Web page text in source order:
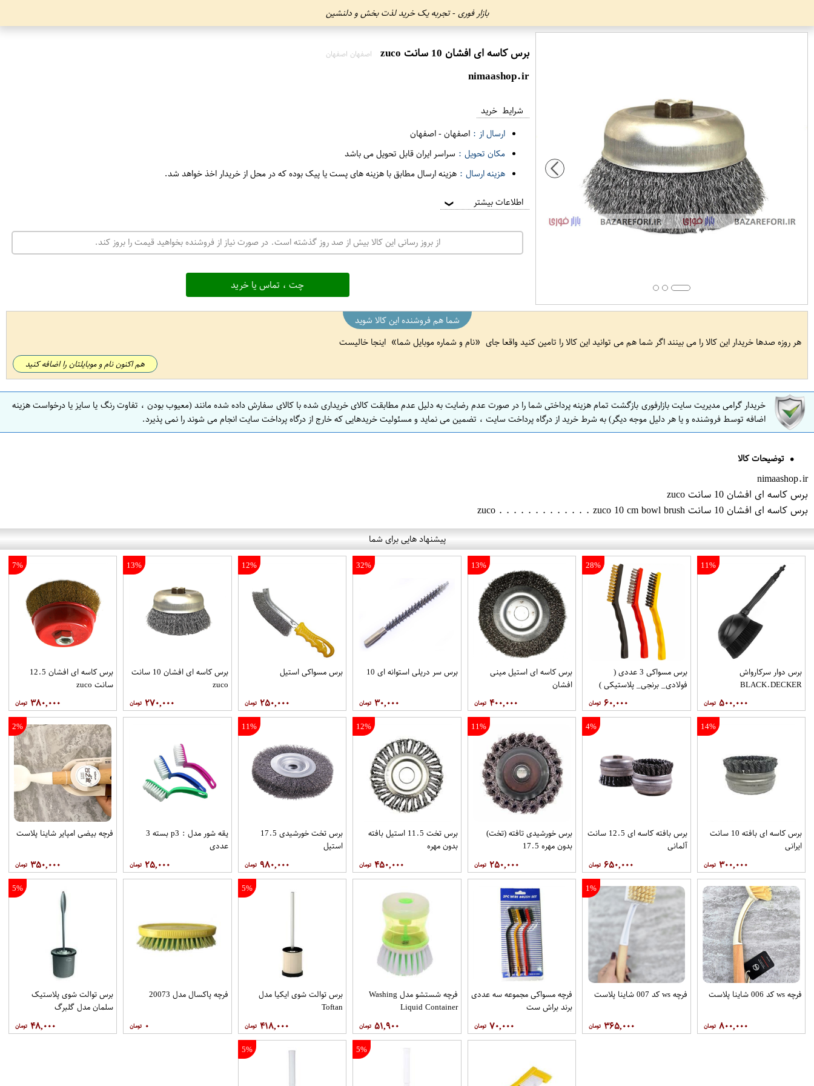
بازار فوری - تجربه یک خرید لذت بخش و دلنشین
برس کاسه ای افشان 10 سانت zuco اصفهان اصفهان
nimaashop.ir
شرایط خرید
ارسال از : اصفهان-اصفهان
مکان تحویل : سراسر ایران قابل تحویل می باشد
هزینه ارسال : هزینه ارسال مطابق با هزینه های پست یا پیک بوده که در محل از خریدار اخذ خواهد شد.
اطلاعات بیشتر ❯
از بروز رسانی این کالا بیش از صد روز گذشته است. در صورت نیاز از فروشنده بخواهید قیمت را بروز کند.
چت ، تماس یا خرید
شما هم فروشنده این کالا شوید
هر روزه صدها خریدار این کالا را می بینند اگر شما هم می توانید این کالا را تامین کنید واقعا جای
نام و شماره موبایل شما اینجا خالیست
هم اکنون نام و موبایلتان را اضافه کنید
خریدار گرامی مدیریت سایت بازارفوری بازگشت تمام هزینه پرداختی شما را در صورت عدم رضایت به دلیل عدم مطابقت کالای خریداری شده با کالای سفارش داده شده مانند (معیوب بودن ، تفاوت رنگ یا سایز یا درخواست هزینه
اضافه توسط فروشنده و یا هر دلیل موجه دیگر) به شرط خرید از درگاه پرداخت سایت ، تضمین می نماید و مسئولیت خریدهایی که خارج از درگاه پرداخت سایت انجام می شوند را نمی پذیرد.
توضیحات کالا
nimaashop.ir
برس کاسه ای افشان 10 سانت zuco
برس کاسه ای افشان 10 سانت zuco . . . . . . . . . . . . . zuco 10 cm bowl brush
پیشنهاد هایی برای شما
11%
برس دوار سرکارواش
BLACK.DECKER
۵۰۰,۰۰۰
28%
برس مسواکی 3 عددی (
فولادی_ برنجی_ پلاستیکی )
۶۰,۰۰۰
13%
برس کاسه ای استیل مینی
افشان
۴۰۰,۰۰۰
32%
برس سر دریلی استوانه ای 10
۳۰,۰۰۰
12%
برس مسواکی استیل
۲۵۰,۰۰۰
13%
برس کاسه ای افشان 10 سانت
zuco
۲۷۰,۰۰۰
7%
برس کاسه ای افشان 12.5
سانت zuco
۳۸۰,۰۰۰
14%
برس کاسه ای بافته 10 سانت
ایرانی
۳۰۰,۰۰۰
4%
برس بافته کاسه ای 12.5 سانت
آلمانی
۶۵۰,۰۰۰
11%
برس خورشیدی تافته (تخت)
بدون مهره 17.5
۲۵۰,۰۰۰
12%
برس تخت 11.5 استیل بافته
بدون مهره
۴۵۰,۰۰۰
11%
برس تخت خورشیدی 17.5
استیل
۹۸۰,۰۰۰
یقه شور مدل : p3 بسته 3
عددی
۲۵,۰۰۰
2%
فرچه بیضی امپایر شاینا پلاست
۳۵۰,۰۰۰
فرچه ws کد 006 شاینا پلاست
۸۰۰,۰۰۰
1%
فرچه ws کد 007 شاینا پلاست
۳۶۵,۰۰۰
فرچه مسواکی مجموعه سه عددی
برند براش ست
۷۰,۰۰۰
فرچه شستشو مدل Washing
Liquid Container
۵۱,۹۰۰
5%
برس توالت شوی ایکیا مدل
Toftan
۴۱۸,۰۰۰
فرچه پاکسال مدل 20073
۰
5%
برس توالت شوی پلاستیک
سلمان مدل گلبرگ
۴۸,۰۰۰
5%
5%